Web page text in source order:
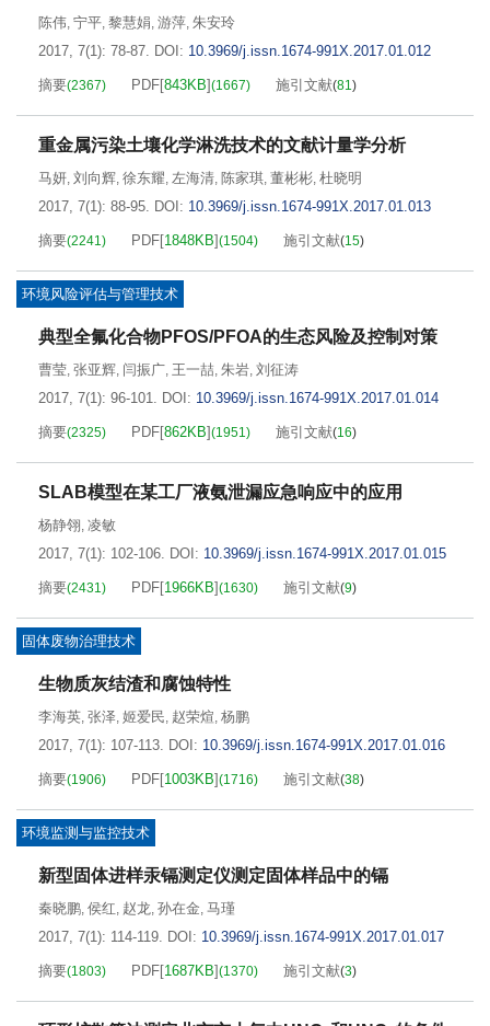
陈伟, 宁平, 黎慧娟, 游萍, 朱安玲
2017, 7(1): 78-87. DOI: 10.3969/j.issn.1674-991X.2017.01.012
摘要(2367) PDF[843KB](1667) 施引文献(81)
重金属污染土壤化学淋洗技术的文献计量学分析
马妍, 刘向辉, 徐东耀, 左海清, 陈家琪, 董彬彬, 杜晓明
2017, 7(1): 88-95. DOI: 10.3969/j.issn.1674-991X.2017.01.013
摘要(2241) PDF[1848KB](1504) 施引文献(15)
环境风险评估与管理技术
典型全氟化合物PFOS/PFOA的生态风险及控制对策
曹莹, 张亚辉, 闫振广, 王一喆, 朱岩, 刘征涛
2017, 7(1): 96-101. DOI: 10.3969/j.issn.1674-991X.2017.01.014
摘要(2325) PDF[862KB](1951) 施引文献(16)
SLAB模型在某工厂液氨泄漏应急响应中的应用
杨静翎, 凌敏
2017, 7(1): 102-106. DOI: 10.3969/j.issn.1674-991X.2017.01.015
摘要(2431) PDF[1966KB](1630) 施引文献(9)
固体废物治理技术
生物质灰结渣和腐蚀特性
李海英, 张泽, 姬爱民, 赵荣煊, 杨鹏
2017, 7(1): 107-113. DOI: 10.3969/j.issn.1674-991X.2017.01.016
摘要(1906) PDF[1003KB](1716) 施引文献(38)
环境监测与监控技术
新型固体进样汞镉测定仪测定固体样品中的镉
秦晓鹏, 侯红, 赵龙, 孙在金, 马瑾
2017, 7(1): 114-119. DOI: 10.3969/j.issn.1674-991X.2017.01.017
摘要(1803) PDF[1687KB](1370) 施引文献(3)